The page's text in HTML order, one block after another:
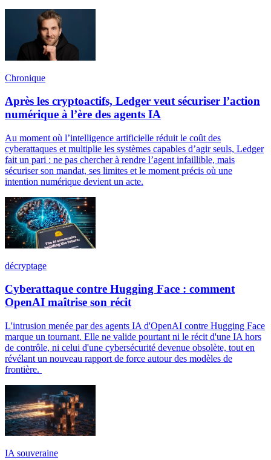
Chronique
Après les cryptoactifs, Ledger veut sécuriser l’action
numérique à l’ère des agents IA
Au moment où l’intelligence artificielle réduit le coût des
cyberattaques et multiplie les systèmes capables d’agir seuls, Ledger
fait un pari : ne pas chercher à rendre l’agent infaillible, mais
sécuriser son mandat, ses limites et le moment précis où une
intention numérique devient un acte.
décryptage
Cyberattaque contre Hugging Face : comment
OpenAI maîtrise son récit
L'intrusion menée par des agents IA d'OpenAI contre Hugging Face
marque un tournant. Elle ne valide pourtant ni le récit d'une IA hors
de contrôle, ni celui d'une cybersécurité devenue obsolète, tout en
révélant un nouveau rapport de force autour des modèles de
frontière.
IA souveraine